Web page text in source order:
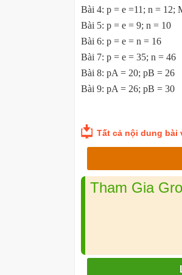
Bài 4: p = e =11; n = 12;
Bài 5: p = e = 9; n = 10
Bài 6: p = e = n = 16
Bài 7: p = e = 35; n = 46
Bài 8: pA = 20; pB = 26
Bài 9: pA = 26; pB = 30
Tất cả nội dung bài
Tham Gia